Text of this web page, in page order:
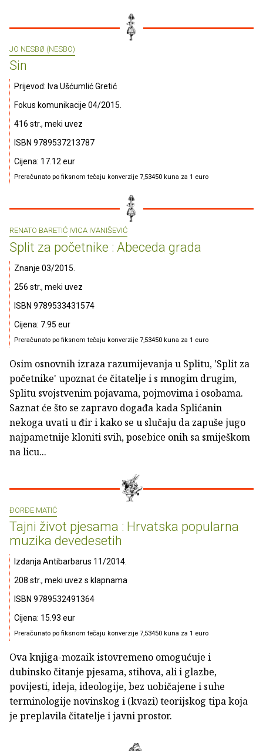
JO NESBØ (NESBO)
Sin
Prijevod: Iva Ušćumlić Gretić
Fokus komunikacije 04/2015.
416 str., meki uvez
ISBN 9789537213787
Cijena: 17.12 eur
Preračunato po fiksnom tečaju konverzije 7,53450 kuna za 1 euro
RENATO BARETIĆ IVICA IVANIŠEVIĆ
Split za početnike : Abeceda grada
Znanje 03/2015.
256 str., meki uvez
ISBN 9789533431574
Cijena: 7.95 eur
Preračunato po fiksnom tečaju konverzije 7,53450 kuna za 1 euro
Osim osnovnih izraza razumijevanja u Splitu, 'Split za
početnike' upoznat će čitatelje i s mnogim drugim,
Splitu svojstvenim pojavama, pojmovima i osobama.
Saznat će što se zapravo događa kada Splićanin
nekoga uvati u đir i kako se u slučaju da zapuše jugo
najpametnije kloniti svih, posebice onih sa smiješkom
na licu...
ĐORĐE MATIĆ
Tajni život pjesama : Hrvatska popularna
muzika devedesetih
Izdanja Antibarbarus 11/2014.
208 str., meki uvez s klapnama
ISBN 9789532491364
Cijena: 15.93 eur
Preračunato po fiksnom tečaju konverzije 7,53450 kuna za 1 euro
Ova knjiga-mozaik istovremeno omogućuje i
dubinsko čitanje pjesama, stihova, ali i glazbe,
povijesti, ideja, ideologije, bez uobičajene i suhe
terminologije novinskog i (kvazi) teorijskog tipa koja
je preplavila čitatelje i javni prostor.